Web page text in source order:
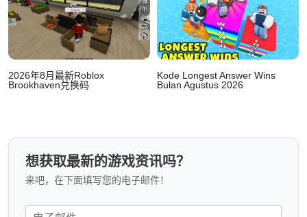
2026年8月最新Roblox
Brookhaven兑换码
Kode Longest Answer Wins
Bulan Agustus 2026
想获取最新的游戏资讯吗？
来吧，在下面填写您的电子邮件！